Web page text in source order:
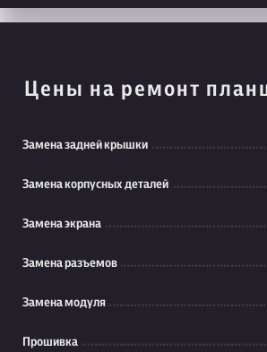
Цены на ремонт
Замена задней крышки
Замена корпусных деталей
Замена экрана
Замена разъемов
Замена модуля
Прошивка